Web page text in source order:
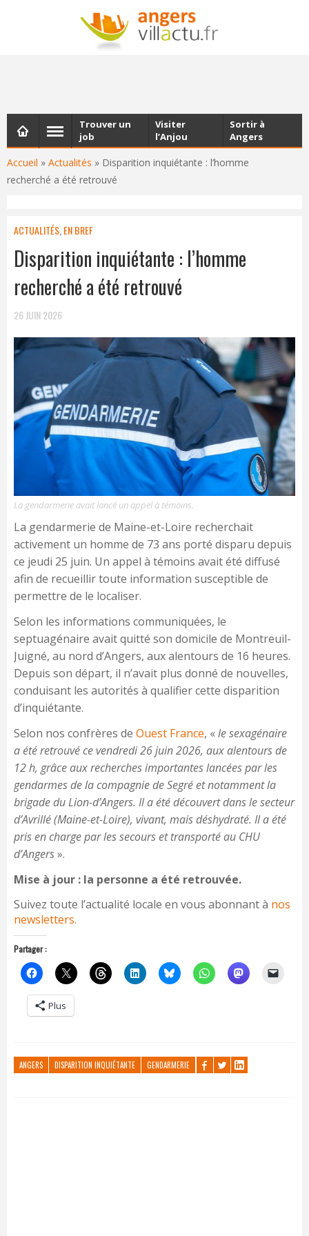
NEWSLETTER
Les dernières actualités d'Angers, chaque vendredi dans
Accueil » Actualités » Disparition inquiétante : l’homme
recherché a été retrouvé
Trouver un
job
Visiter
l’Anjou
Sortir à
Angers
ACTUALITÉS EN BREF
Disparition inquiétante : l’homme
recherché a été retrouvé
26 JUIN 2026
La gendarmerie avait lancé un appel à témoins.
La gendarmerie de Maine-et-Loire recherchait
activement un homme de 73 ans porté disparu depuis
ce jeudi 25 juin. Un appel à témoins avait été diffusé
afin de recueillir toute information susceptible de
permettre de le localiser.
Selon les informations communiquées, le
septuagénaire avait quitté son domicile de Montreuil-
Juigné, au nord d’Angers, aux alentours de 16 heures.
Depuis son départ, il n’avait plus donné de nouvelles,
conduisant les autorités à qualifier cette disparition
d’inquiétante.
Selon nos confrères de Ouest France, «le sexagénaire
a été retrouvé ce vendredi 26 juin 2026, aux alentours de
12 h, grâce aux recherches importantes lancées par les
gendarmes de la compagnie de Segré et notamment la
brigade du Lion-d’Angers. Il a été découvert dans le secteur
d’Avrillé (Maine-et-Loire), vivant, mais déshydraté. Il a été
pris en charge par les secours et transporté au CHU
d’Angers».
Mise à jour : la personne a été retrouvée.
Suivez toute l’actualité locale en vous abonnant à nos
newsletters.
Partager :
Plus
ANGERS DISPARITION INQUIÉTANTE GENDARMERIE